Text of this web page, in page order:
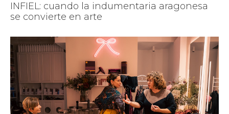
INFIEL: cuando la indumentaria aragonesa
se convierte en arte